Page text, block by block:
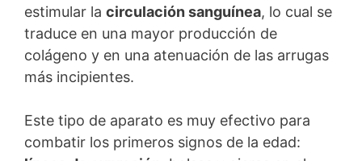
estimular la circulación sanguínea, lo cual se
traduce en una mayor producción de
colágeno y en una atenuación de las arrugas
más incipientes.
Este tipo de aparato es muy efectivo para
combatir los primeros signos de la edad: